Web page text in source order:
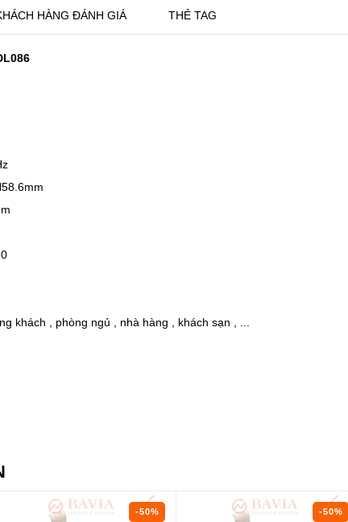
HÀNG ĐÁNH GIÁ THẺ TAG
khách , phòng ngủ , nhà hàng , khách sạn , ...
-50% -50%